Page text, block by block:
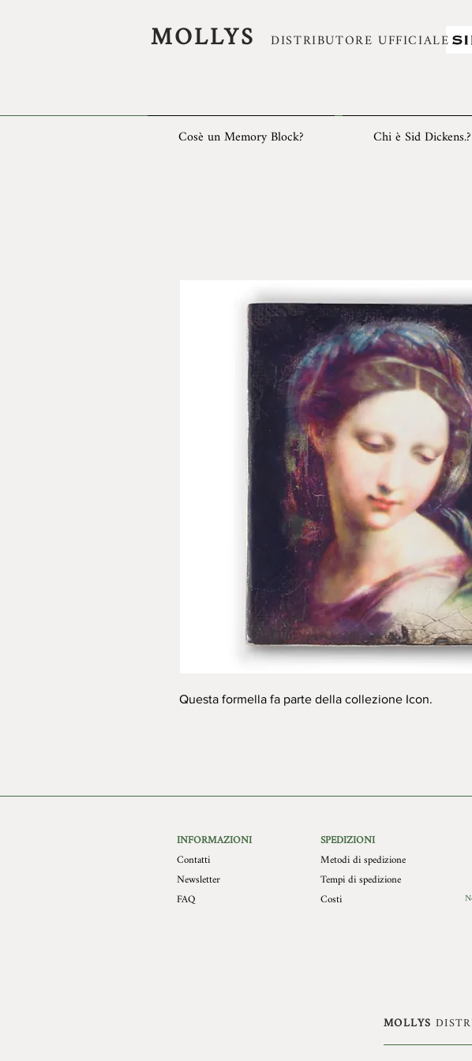
MOLLYS DISTRIBUTORE UFFICIALE
Cosè un Memory Block? Chi è Sid Dickens.?
Questa formella fa parte della collezione Icon.
INFORMAZIONI
Contatti
Newsletter
FAQ
SPEDIZIONI
Metodi di spedizione
Tempi di spedizione
Costi
MOLLYS